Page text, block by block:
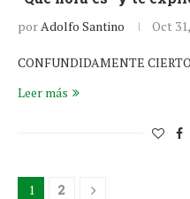
porAdolfo Santino Oct
CONFUNDIDAMENTE CIERTO
Leer más
1 2